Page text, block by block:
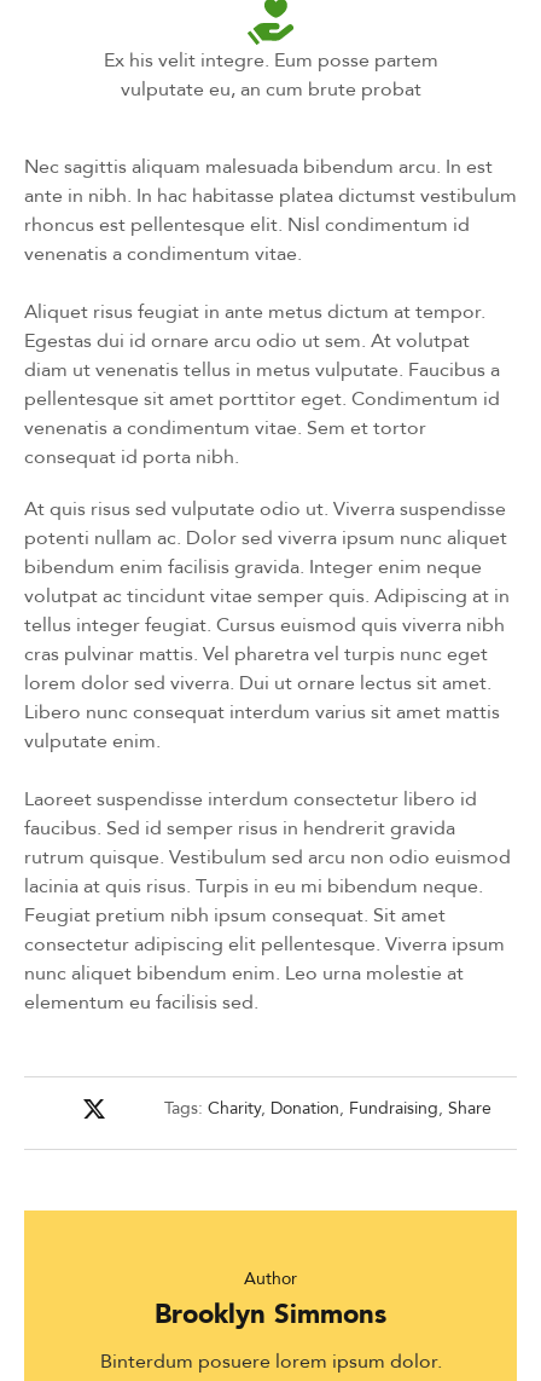
Ex his velit integre. Eum posse partem
vulputate eu, an cum brute probat
Nec sagittis aliquam malesuada bibendum arcu. In est
ante in nibh. In hac habitasse platea dictumst vestibulum
rhoncus est pellentesque elit. Nisl condimentum id
venenatis a condimentum vitae.
Aliquet risus feugiat in ante metus dictum at tempor.
Egestas dui id ornare arcu odio ut sem. At volutpat
diam ut venenatis tellus in metus vulputate. Faucibus a
pellentesque sit amet porttitor eget. Condimentum id
venenatis a condimentum vitae. Sem et tortor
consequat id porta nibh.
At quis risus sed vulputate odio ut. Viverra suspendisse
potenti nullam ac. Dolor sed viverra ipsum nunc aliquet
bibendum enim facilisis gravida. Integer enim neque
volutpat ac tincidunt vitae semper quis. Adipiscing at in
tellus integer feugiat. Cursus euismod quis viverra nibh
cras pulvinar mattis. Vel pharetra vel turpis nunc eget
lorem dolor sed viverra. Dui ut ornare lectus sit amet.
Libero nunc consequat interdum varius sit amet mattis
vulputate enim.
Laoreet suspendisse interdum consectetur libero id
faucibus. Sed id semper risus in hendrerit gravida
rutrum quisque. Vestibulum sed arcu non odio euismod
lacinia at quis risus. Turpis in eu mi bibendum neque.
Feugiat pretium nibh ipsum consequat. Sit amet
consectetur adipiscing elit pellentesque. Viverra ipsum
nunc aliquet bibendum enim. Leo urna molestie at
elementum eu facilisis sed.
Tags: Charity, Donation, Fundraising, Share
Author
Brooklyn Simmons
Binterdum posuere lorem ipsum dolor.